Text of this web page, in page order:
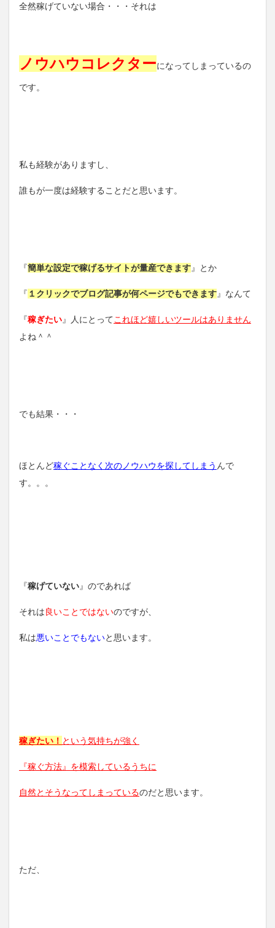
全然稼げていない場合・・・それは
ノウハウコレクターになってしまっているの
です。
私も経験がありますし、
誰もが一度は経験することだと思います。
『簡単な設定で稼げるサイトが量産できます』とか
『 １クリックでブログ記事が何ページでもできます』なんて
『稼ぎたい』人にとってこれほど嬉しいツールはありません
よね＾＾
でも結果・・・
ほとんど稼ぐことなく次のノウハウを探してしまう んで
す。。。
『稼げていない』のであれば
それは良いことではないのですが、
私は悪いことでもないと思います。
稼ぎたい！ という気持ちが強く
『稼ぐ方法』を模索しているうちに
自然とそうなってしまっているのだと思います。
ただ、